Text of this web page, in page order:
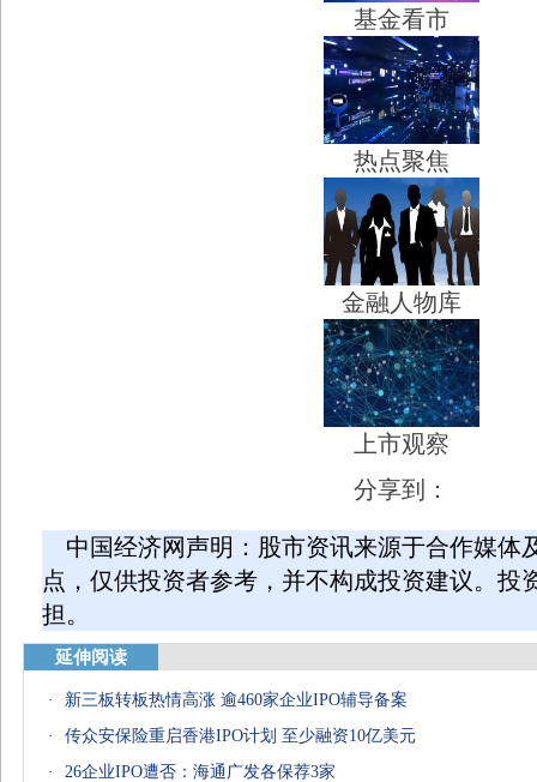
基金看市
热点聚焦
金融人物库
上市观察
分享到：
中国经济网声明：股市资讯来源于合作媒体
点，仅供投资者参考，并不构成投资建议。投
担。
延伸阅读
·
新三板转板热情高涨 逾460家企业IPO辅导备案
·
传众安保险重启香港IPO计划 至少融资10亿美元
·
26企业IPO遭否：海通广发各保荐3家